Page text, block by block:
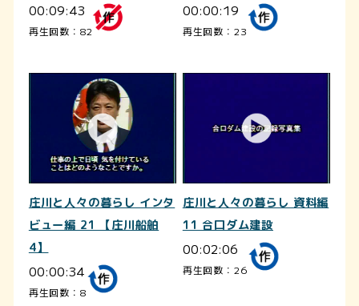
00:09:43
再生回数：82
00:00:19
再生回数：23
庄川と人々の暮らし インタ
ビュー編 21 【庄川船舶
4】
00:00:34
再生回数：8
庄川と人々の暮らし 資料編
11 合口ダム建設
00:02:06
再生回数：26